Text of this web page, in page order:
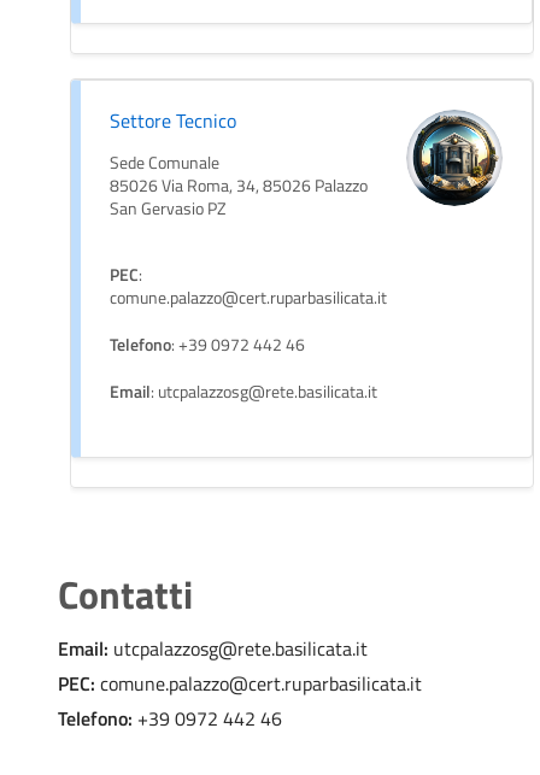
Settore Tecnico
Sede Comunale
85026 Via Roma, 34, 85026 Palazzo
San Gervasio PZ
PEC:
comune.palazzo@cert.ruparbasilicata.it
Telefono: +39 0972 442 46
Email: utcpalazzosg@rete.basilicata.it
Contatti
Email: utcpalazzosg@rete.basilicata.it
PEC: comune.palazzo@cert.ruparbasilicata.it
Telefono: +39 0972 442 46